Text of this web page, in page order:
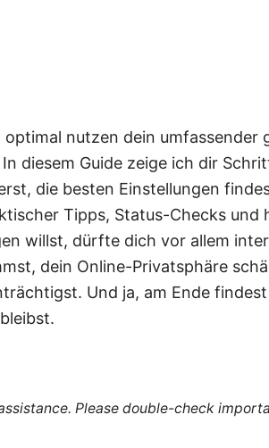
nutzen dein umfassender
diesem Guide zeige ich dir
die besten Einstellungen
Tipps, Status-Checks und
willst, dürfte dich vor allem
dein Online-Privatsphäre
Und ja, am Ende
Please double-check